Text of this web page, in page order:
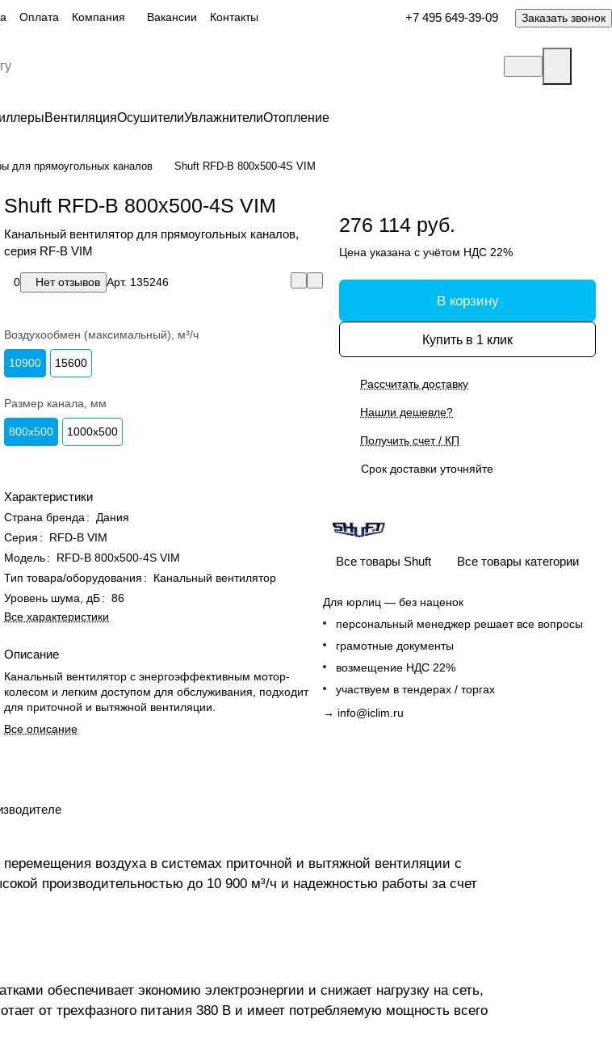
Оплата Компания Вакансии Контакты +7 495 649-39-09 Заказать звонок
ВентиляцияОсушителиУвлажнителиОтопление
для прямоугольных каналов Shuft RFD-B 800x500-4S VIM
Shuft RFD-B 800x500-4S VIM
Канальный вентилятор для прямоугольных каналов,
серия RF-B VIM
0 Нет отзывов Арт. 135246
Воздухообмен (максимальный), м³/ч
10900 15600
Размер канала, мм
800x500 1000x500
Характеристики
Страна бренда :
Дания
Серия :
RFD-B VIM
Модель:
RFD-B 800x500-4S VIM
Тип товара/оборудования :
Канальный вентилятор
Уровень шума, дБ: 86
Все характеристики
Описание
Канальный вентилятор с энергоэффективным мотор-
колесом и легким доступом для обслуживания, подходит
для приточной и вытяжной вентиляции.
Все описание
276 114 руб.
Цена указана с учётом НДС 22%
В корзину
Купить в 1 клик
Рассчитать доставку
Нашли дешевле?
Получить счет / КП
Срок доставки уточняйте
Все товары Shuft Все товары категории
Для юрлиц — без наценок
персональный менеджер решает все вопросы
грамотные документы
возмещение НДС 22%
участвуем в тендерах / торгах
→ info@iclim.ru
воздуха в системах приточной и вытяжной вентиляции с
производительностью до 10 900 м³/ч и надежностью работы за счет
обеспечивает экономию электроэнергии и снижает нагрузку на сеть,
от трехфазного питания 380 В и имеет потребляемую мощность всего